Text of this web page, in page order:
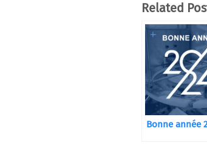
Related
Bonne année